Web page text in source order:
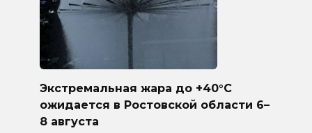
Экстремальная жара до +40°C
ожидается в Ростовской области 6–
8 августа